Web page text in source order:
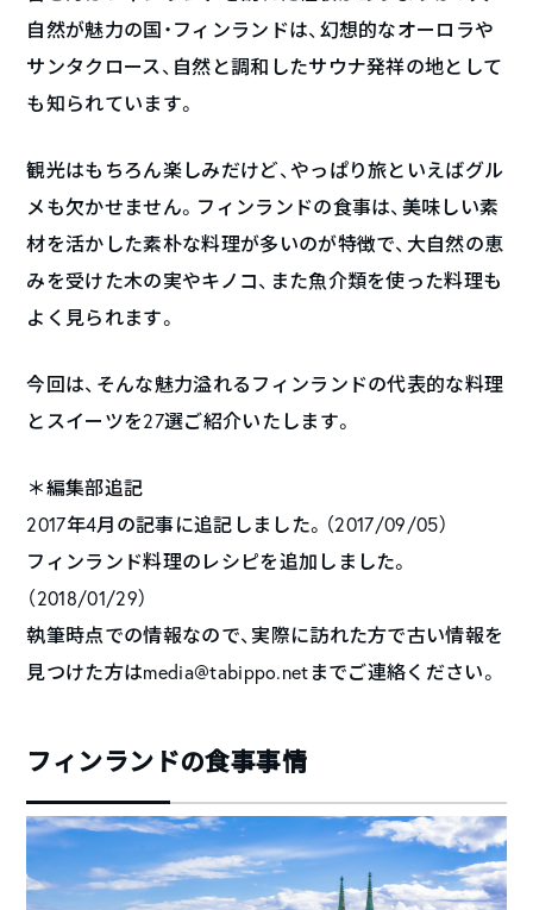
自然が魅力の国・フィンランドは、幻想的なオーロラや
サンタクロース、自然と調和したサウナ発祥の地として
も知られています。
観光はもちろん楽しみだけど、やっぱり旅といえばグル
メも欠かせません。フィンランドの食事は、美味しい素
材を活かした素朴な料理が多いのが特徴で、大自然の恵
みを受けた木の実やキノコ、また魚介類を使った料理も
よく見られます。
今回は、そんな魅力溢れるフィンランドの代表的な料理
とスイーツを27選ご紹介いたします。
＊編集部追記
2017年4月の記事に追記しました。（2017/09/05）
フィンランド料理のレシピを追加しました。
（2018/01/29）
執筆時点での情報なので、実際に訪れた方で古い情報を
見つけた方はmedia@tabippo.netまでご連絡ください。
フィンランドの食事事情